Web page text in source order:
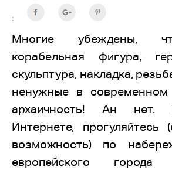
:
Многие убеждены,
корабельная фигура,
скульптура, накладка,
ненужные в современном
архаичность! Ан нет.
Интернете, прогуляйтесь
возможность) по
европейского